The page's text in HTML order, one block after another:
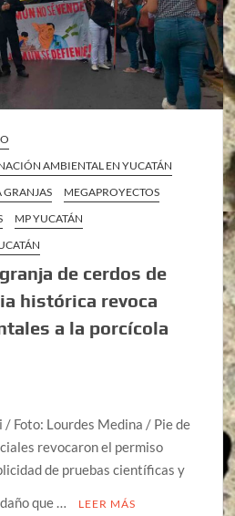
AMBIENTAL EN YUCATÁN
GRANJAS
MEGAPROYECTOS
MP YUCATÁN
de cerdos de
histórica revoca
a la porcícola
Foto: Lourdes Medina / Pie de
revocaron el permiso
de pruebas científicas y
que …
LEER MÁS